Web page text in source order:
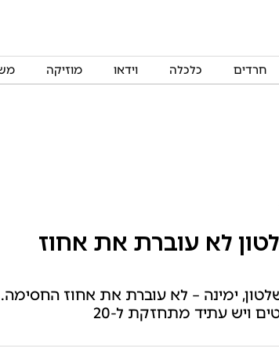
חרדים כלכלה וידאו מוזיקה
לא עוברת את אחוז
ימינה – לא עוברת את אחוז החסימה.